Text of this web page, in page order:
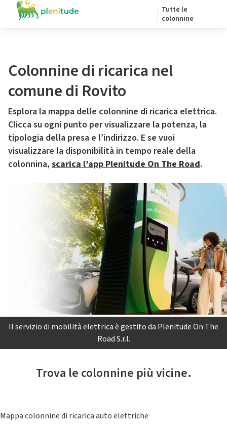
Tutte le
colonnine
Colonnine di ricarica nel
comune di Rovito
Esplora la mappa delle colonnine di ricarica elettrica.
Clicca su ogni punto per visualizzare la potenza, la
tipologia della presa e l’indirizzo. E se vuoi
visualizzare la disponibilità in tempo reale della
colonnina, scarica l’app Plenitude On The Road.
Il servizio di mobilità elettrica è gestito da Plenitude On The
Road S.r.l.
Trova le colonnine più vicine.
Mappa colonnine di ricarica auto elettriche